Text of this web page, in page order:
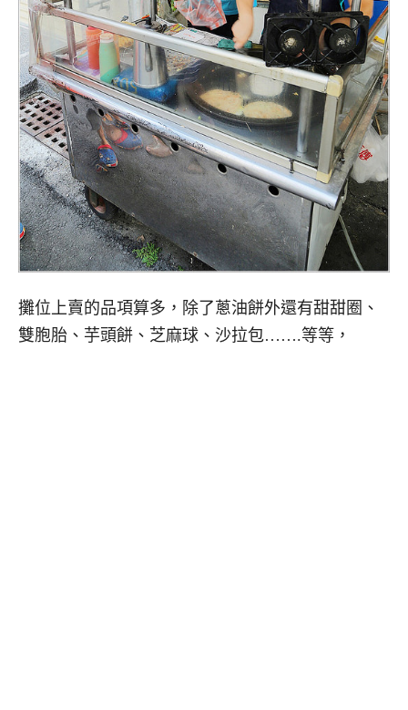
攤位上賣的品項算多，除了蔥油餅外還有甜甜圈、
雙胞胎、芋頭餅、芝麻球、沙拉包…….等等，